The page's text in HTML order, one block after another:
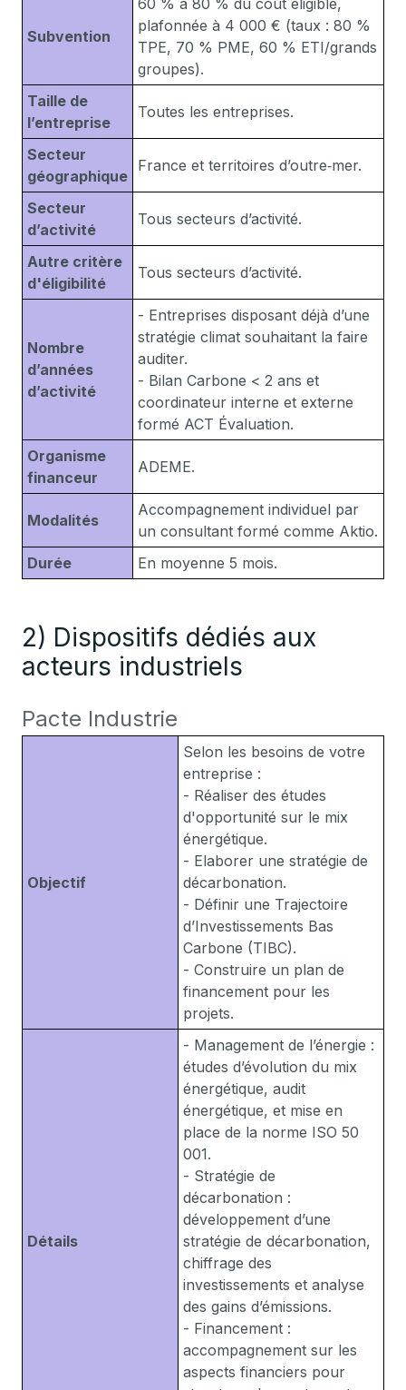
Subvention
60 % à 80 % du coût éligible,
plafonnée à 4 000 € (taux : 80 %
TPE, 70 % PME, 60 % ETI/grands
groupes).
Taille de
l’entreprise
Toutes les entreprises.
Secteur
géographique
France et territoires d’outre‑mer.
Secteur
d’activité
Tous secteurs d’activité.
Autre critère
d'éligibilité
Tous secteurs d’activité.
Nombre
d’années
d’activité
- Entreprises disposant déjà d’une
stratégie climat souhaitant la faire
auditer.
- Bilan Carbone < 2 ans et
coordinateur interne et externe
formé ACT Évaluation.
Organisme
financeur
ADEME.
Modalités
Accompagnement individuel par
un consultant formé comme Aktio.
Durée
En moyenne 5 mois.
2) Dispositifs dédiés aux
acteurs industriels
Pacte Industrie
Objectif
Selon les besoins de votre
entreprise :
- Réaliser des études
d'opportunité sur le mix
énergétique.
- Elaborer une stratégie de
décarbonation.
- Définir une Trajectoire
d’Investissements Bas
Carbone (TIBC).
- Construire un plan de
financement pour les
projets.
Détails
- Management de l’énergie :
études d’évolution du mix
énergétique, audit
énergétique, et mise en
place de la norme ISO 50
001.
- Stratégie de
décarbonation :
développement d’une
stratégie de décarbonation,
chiffrage des
investissements et analyse
des gains d’émissions.
- Financement :
accompagnement sur les
aspects financiers pour